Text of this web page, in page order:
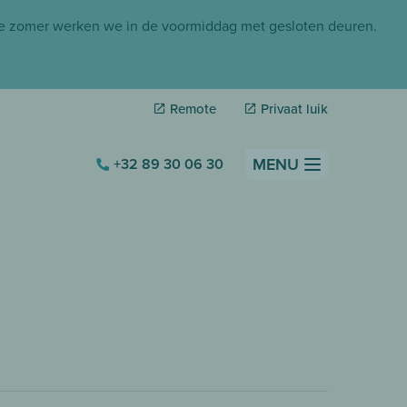
zomer werken we in de voormiddag met gesloten deuren.
Remote Privaat luik
+32 89 30 06 30 MENU